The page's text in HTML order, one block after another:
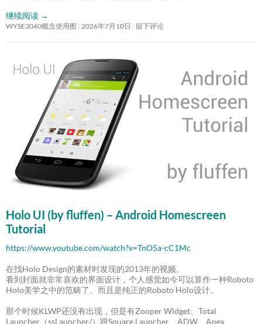
继续阅读 →
WYSE3040概念使用图 2026年7月10日 留下评论
Holo UI (by fluffen) – Android Homescreen
Tutorial
https://www.youtube.com/watch?v=TnO5a-cC1Mc
在找Holo Design的素材时发现的2013年的视频。
看到封面就非常喜欢的界面设计，个人感觉如今可以算作一种Roboto
Holo美学之中的范畴了。而且是纯正的Roboto Holo设计。
那个时候KLWP还没有出现，但是有Zooper Widget、Total
Launcher（ssLauncher/）跟Square Launcher、ADW、Apex、